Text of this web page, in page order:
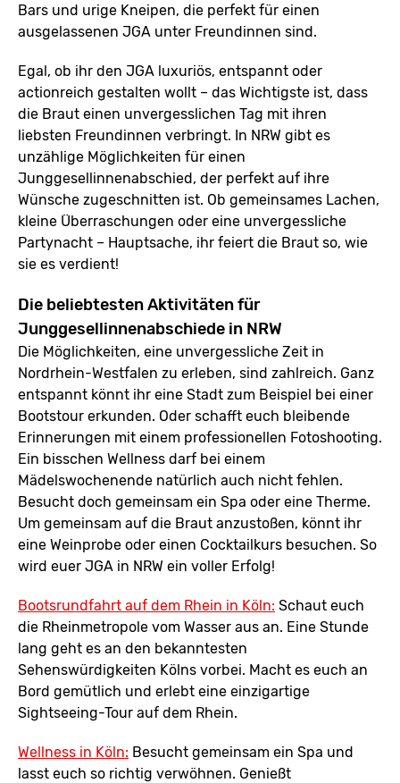
Bars und urige Kneipen, die perfekt für einen
ausgelassenen JGA unter Freundinnen sind.
Egal, ob ihr den JGA luxuriös, entspannt oder
actionreich gestalten wollt – das Wichtigste ist, dass
die Braut einen unvergesslichen Tag mit ihren
liebsten Freundinnen verbringt. In NRW gibt es
unzählige Möglichkeiten für einen
Junggesellinnenabschied, der perfekt auf ihre
Wünsche zugeschnitten ist. Ob gemeinsames Lachen,
kleine Überraschungen oder eine unvergessliche
Partynacht – Hauptsache, ihr feiert die Braut so, wie
sie es verdient!
Die beliebtesten Aktivitäten für
Junggesellinnenabschiede in NRW
Die Möglichkeiten, eine unvergessliche Zeit in
Nordrhein-Westfalen zu erleben, sind zahlreich. Ganz
entspannt könnt ihr eine Stadt zum Beispiel bei einer
Bootstour erkunden. Oder schafft euch bleibende
Erinnerungen mit einem professionellen Fotoshooting.
Ein bisschen Wellness darf bei einem
Mädelswochenende natürlich auch nicht fehlen.
Besucht doch gemeinsam ein Spa oder eine Therme.
Um gemeinsam auf die Braut anzustoßen, könnt ihr
eine Weinprobe oder einen Cocktailkurs besuchen. So
wird euer JGA in NRW ein voller Erfolg!
Bootsrundfahrt auf dem Rhein in Köln: Schaut euch
die Rheinmetropole vom Wasser aus an. Eine Stunde
lang geht es an den bekanntesten
Sehenswürdigkeiten Kölns vorbei. Macht es euch an
Bord gemütlich und erlebt eine einzigartige
Sightseeing-Tour auf dem Rhein.
Wellness in Köln: Besucht gemeinsam ein Spa und
lasst euch so richtig verwöhnen. Genießt